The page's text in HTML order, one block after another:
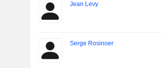
Jean Levy
Serge Rosinoer